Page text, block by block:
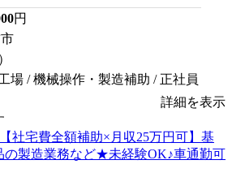
円
場 / 機械操作・製造補助 / 正社員
詳細を表示